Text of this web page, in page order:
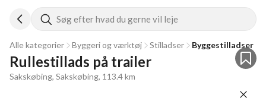
Søg efter hvad du gerne vil leje
Alle kategorier Byggeri og værktøj Stilladser Byggestilladser
Rullestillads på trailer
Sakskøbing, Sakskøbing, 113.4 km